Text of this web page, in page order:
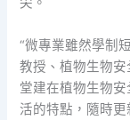
“微專業雖然學制
教授、植物生物
堂建在植物生物
活的特點，隨時